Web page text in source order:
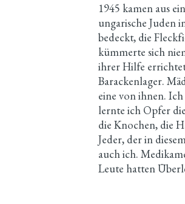
1945 kamen aus
ungarische Juden
bedeckt, die
kümmerte sich
ihrer Hilfe
Barackenlager.
eine von ihnen.
lernte ich Opfer
die Knochen, die
Jeder, der in
auch ich.
Leute hatten